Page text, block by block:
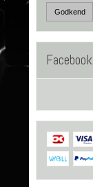
Godkend
Facebook